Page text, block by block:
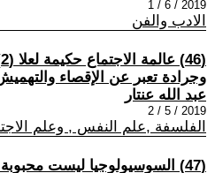
2019 / 6 / 1
الادب والفن
وجرادة تعبر عن الإقصاء
عبد الله عنتار
2019 / 5 / 2
الفلسفة ,علم النفس , وعلم